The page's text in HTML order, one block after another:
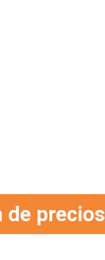
de precios